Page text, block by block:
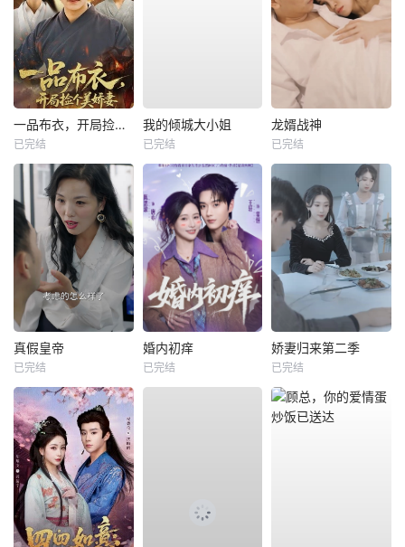
一品布衣，开局捡个美娇妻
已完结
我的倾城大小姐
已完结
龙婿战神
已完结
真假皇帝
已完结
婚内初痒
已完结
娇妻归来第二季
已完结